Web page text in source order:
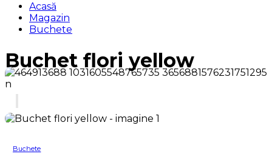
Acasă
Magazin
Buchete
Buchet flori yellow
Buchete